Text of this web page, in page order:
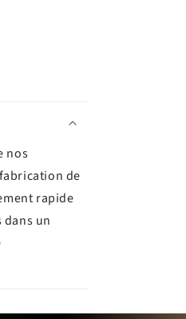
nos
de
rapide
dans un